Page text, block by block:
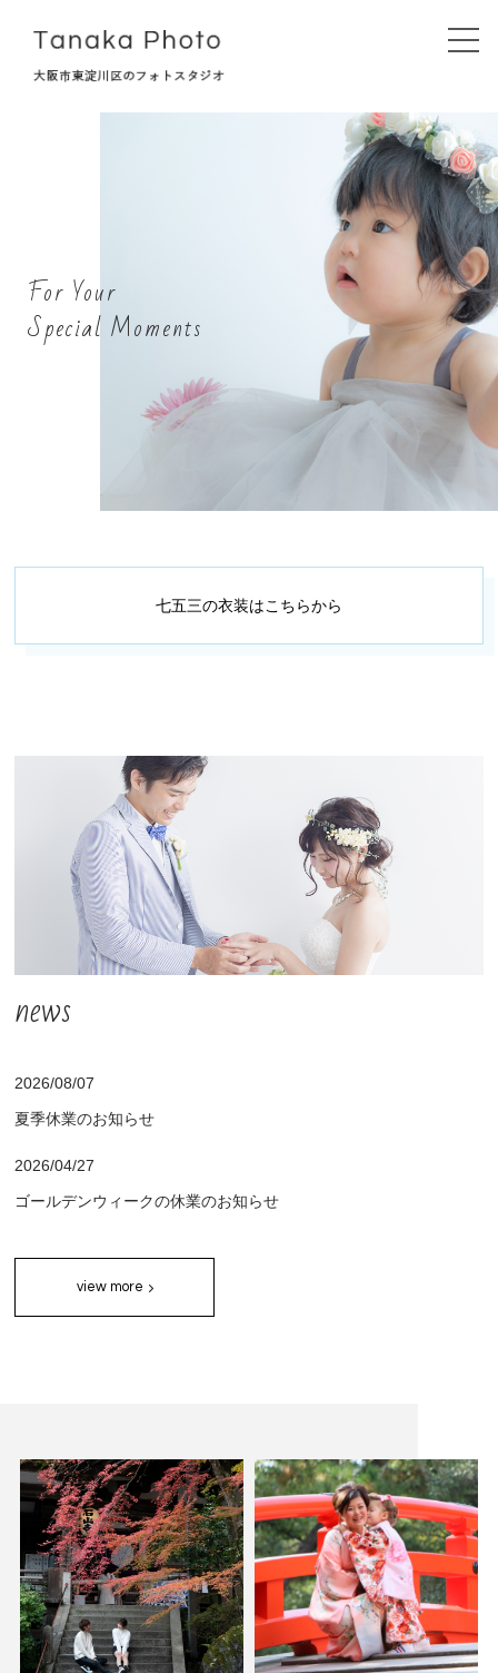
初めての方へ
撮影プラン
成⼈式
フォトギャラリー
よくある質問
ブログ・お知らせ
カメラマン募集
予約・お問い合わせ
For Your
Special Moments
七五三の衣装はこちらから
news
2026/08/07
夏季休業のお知らせ
2026/04/27
ゴールデンウィークの休業のお知らせ
view more